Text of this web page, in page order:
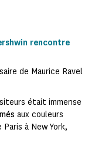
rencontre
de Maurice Ravel
était immense
aux couleurs
à New York,